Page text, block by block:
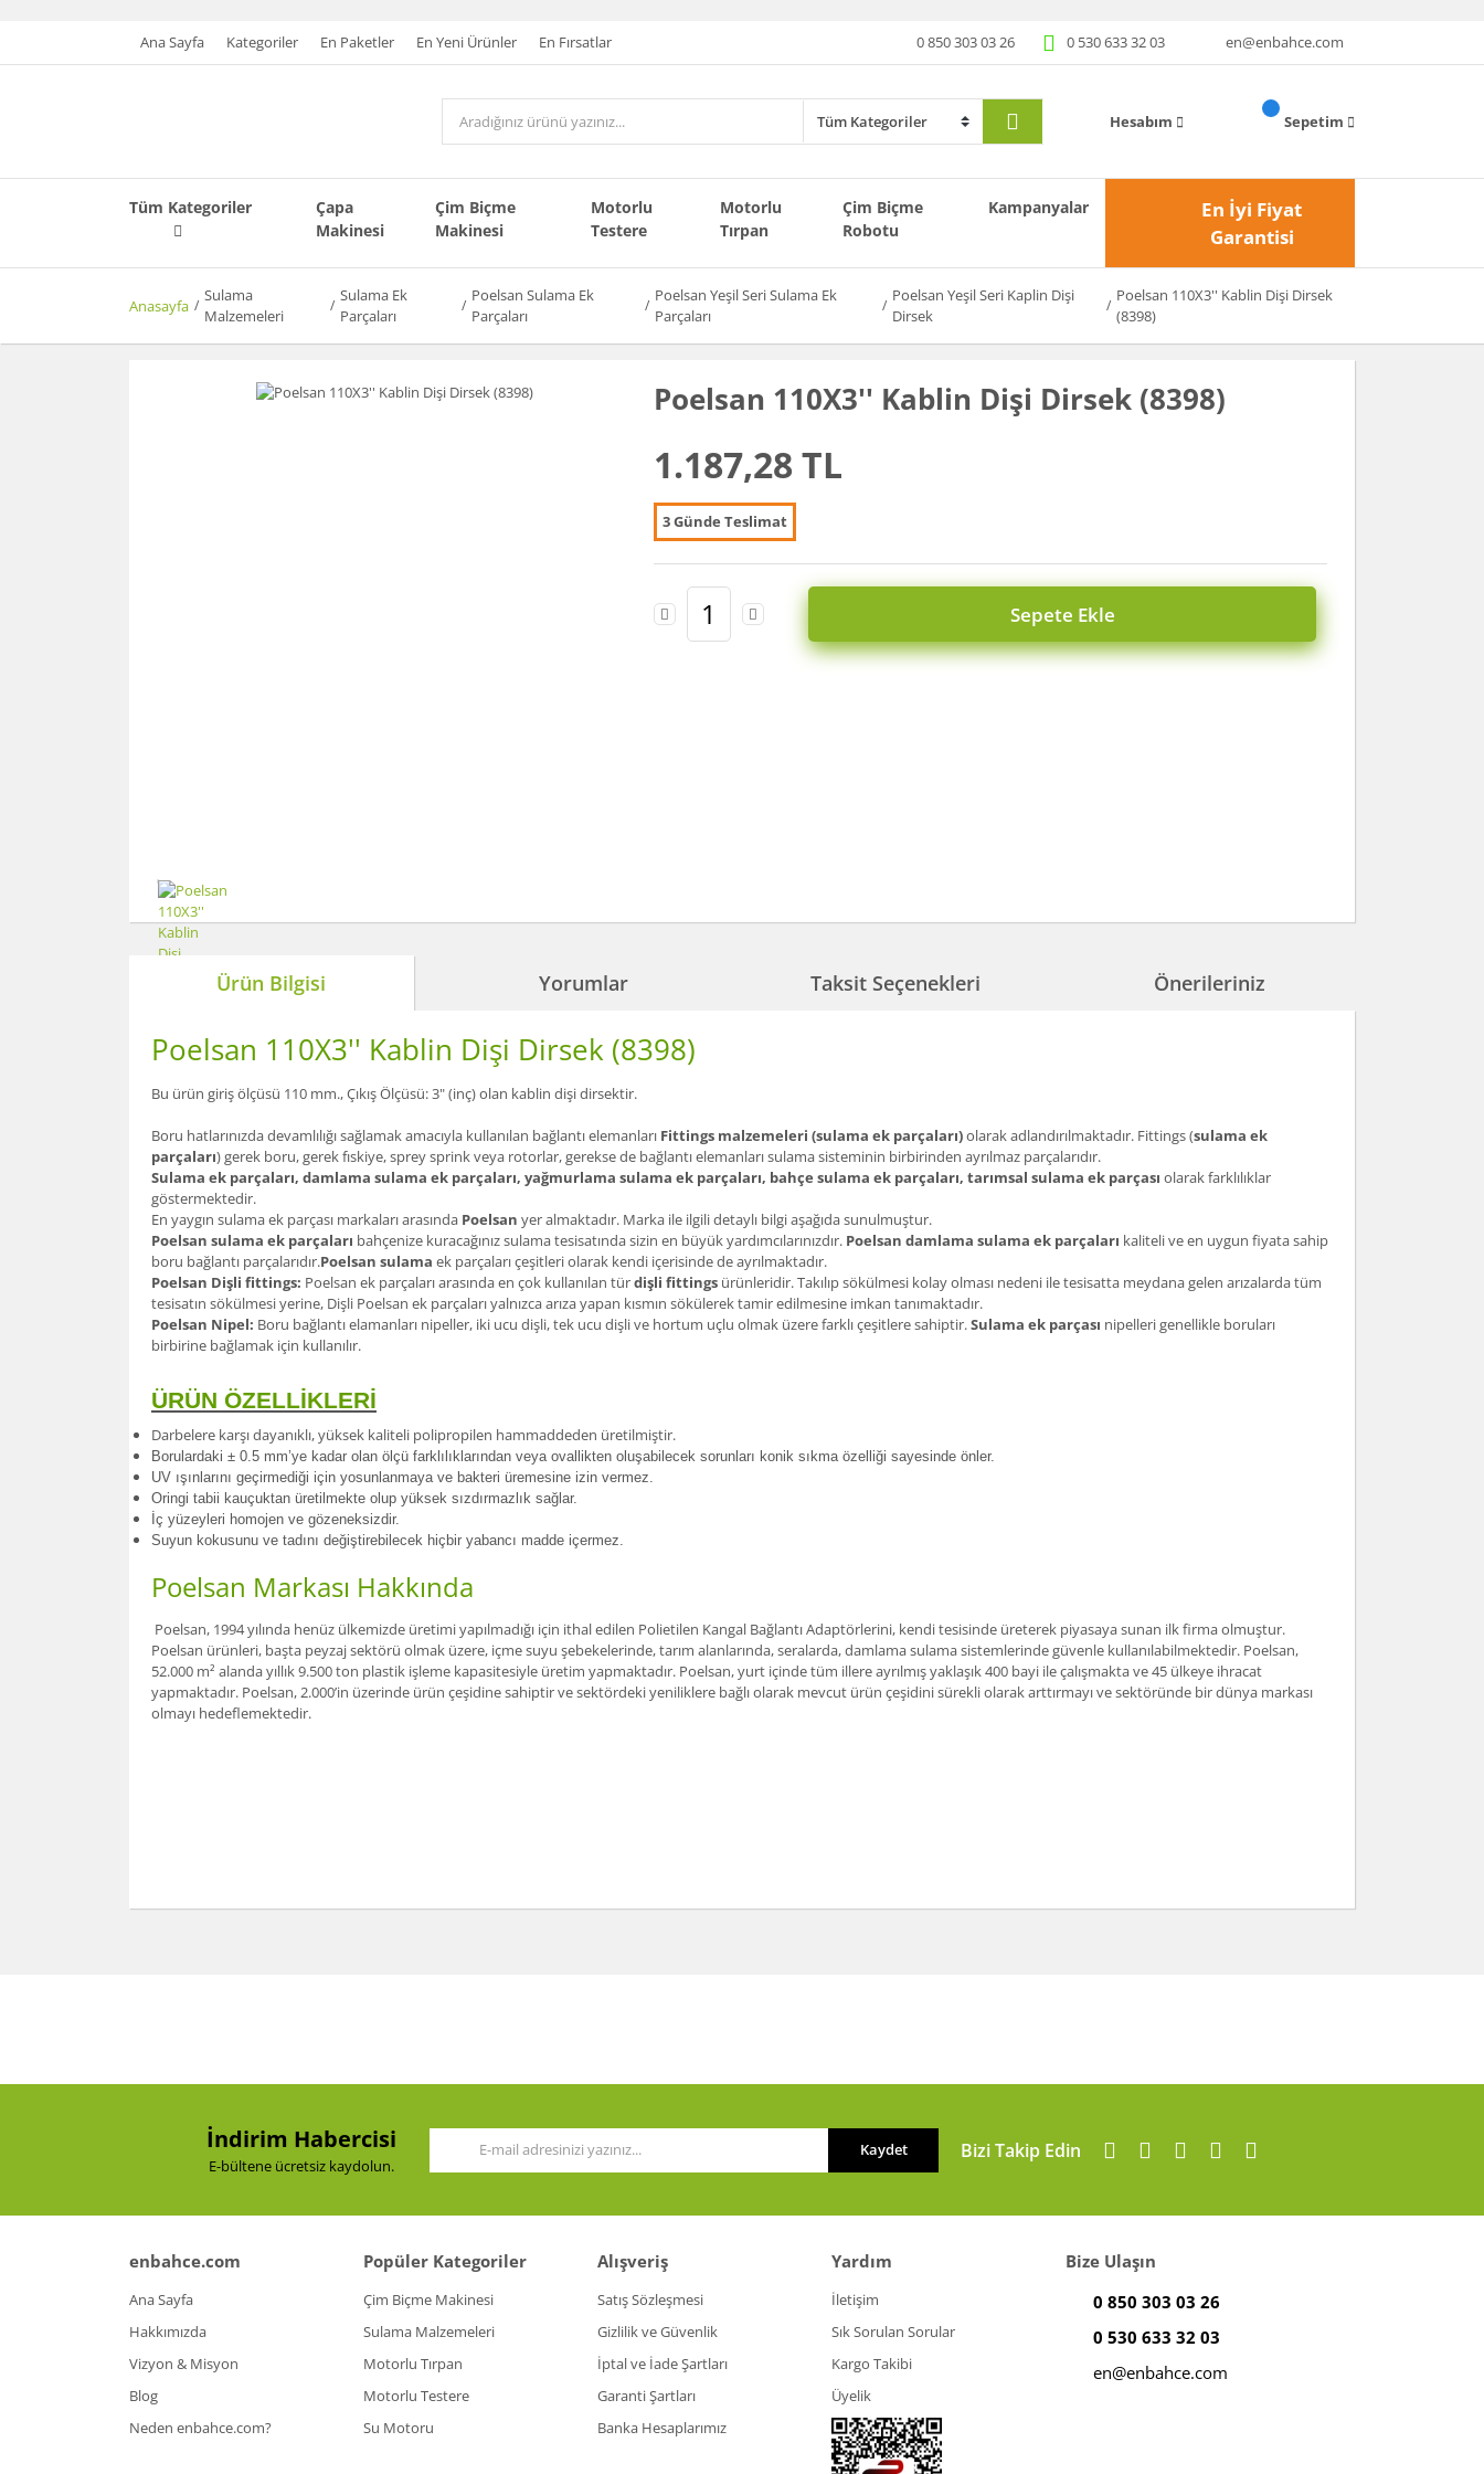
Ana Sayfa Kategoriler En Paketler En Yeni Ürünler En Fırsatlar 0 850 303 03 26 0 530 633 32 03 en@enbahce.com
Hesabım Sepetim
Tüm Kategoriler
Çapa
Makinesi
Çim Biçme
Makinesi
Motorlu
Testere
Motorlu
Tırpan
Çim Biçme
Robotu
Kampanyalar
En İyi Fiyat
Garantisi
Anasayfa
Sulama
Malzemeleri
Sulama Ek
Parçaları
Poelsan Sulama Ek
Parçaları
Poelsan Yeşil Seri Sulama Ek
Parçaları
Poelsan Yeşil Seri Kaplin Dişi
Dirsek
Poelsan 110X3'' Kablin Dişi Dirsek
(8398)
Poelsan 110X3'' Kablin Dişi Dirsek (8398)
1.187,28 TL
3 Günde Teslimat
Sepete Ekle
Ürün Bilgisi Yorumlar Taksit Seçenekleri Önerileriniz
Poelsan 110X3'' Kablin Dişi Dirsek (8398)
Bu ürün giriş ölçüsü 110 mm., Çıkış Ölçüsü: 3" (inç) olan kablin dişi dirsektir.
Boru hatlarınızda devamlılığı sağlamak amacıyla kullanılan bağlantı elemanları Fittings malzemeleri (sulama ek parçaları)olarak adlandırılmaktadır. Fittings (sulama ek
parçaları) gerek boru, gerek fıskiye, sprey sprink veya rotorlar, gerekse de bağlantı elemanları sulama sisteminin birbirinden ayrılmaz parçalarıdır.
Sulama ek parçaları, damlama sulama ek parçaları, yağmurlama sulama ek parçaları, bahçe sulama ek parçaları, tarımsal sulama ek parçası olarak farklılıklar
göstermektedir.
En yaygın sulama ek parçası markaları arasında Poelsan yer almaktadır. Marka ile ilgili detaylı bilgi aşağıda sunulmuştur.
Poelsan sulama ek parçaları bahçenize kuracağınız sulama tesisatında sizin en büyük yardımcılarınızdır. Poelsan damlama sulama ek parçaları kaliteli ve en uygun fiyata sahip
boru bağlantı parçalarıdır.Poelsan sulama ek parçaları çeşitleri olarak kendi içerisinde de ayrılmaktadır.
Poelsan Dişli fittings: Poelsan ek parçaları arasında en çok kullanılan türdişli fittings ürünleridir. Takılıp sökülmesi kolay olması nedeni ile tesisatta meydana gelen arızalarda tüm
tesisatın sökülmesi yerine, Dişli Poelsan ek parçaları yalnızca arıza yapan kısmın sökülerek tamir edilmesine imkan tanımaktadır.
Poelsan Nipel: Boru bağlantı elamanları nipeller, iki ucu dişli, tek ucu dişli ve hortum uçlu olmak üzere farklı çeşitlere sahiptir.Sulama ek parçası nipelleri genellikle boruları
birbirine bağlamak için kullanılır.
ÜRÜN ÖZELLİKLERİ
Darbelere karşı dayanıklı, yüksek kaliteli polipropilen hammaddeden üretilmiştir.
Borulardaki ± 0.5 mm’ye kadar olan ölçü farklılıklarından veya ovallikten oluşabilecek sorunları konik sıkma özelliği sayesinde önler.
UV ışınlarını geçirmediği için yosunlanmaya ve bakteri üremesine izin vermez.
Oringi tabii kauçuktan üretilmekte olup yüksek sızdırmazlık sağlar.
İç yüzeyleri homojen ve gözeneksizdir.
Suyun kokusunu ve tadını değiştirebilecek hiçbir yabancı madde içermez.
Poelsan Markası Hakkında
Poelsan, 1994 yılında henüz ülkemizde üretimi yapılmadığı için ithal edilen Polietilen Kangal Bağlantı Adaptörlerini, kendi tesisinde üreterek piyasaya sunan ilk firma olmuştur.
Poelsan ürünleri, başta peyzaj sektörü olmak üzere, içme suyu şebekelerinde, tarım alanlarında, seralarda, damlama sulama sistemlerinde güvenle kullanılabilmektedir. Poelsan,
52.000 m² alanda yıllık 9.500 ton plastik işleme kapasitesiyle üretim yapmaktadır. Poelsan, yurt içinde tüm illere ayrılmış yaklaşık 400 bayi ile çalışmakta ve 45 ülkeye ihracat
yapmaktadır. Poelsan, 2.000’in üzerinde ürün çeşidine sahiptir ve sektördeki yeniliklere bağlı olarak mevcut ürün çeşidini sürekli olarak arttırmayı ve sektöründe bir dünya markası
olmayı hedeflemektedir.
Bu ürüne benzer farklı alternatifler olmalı.
İndirim Habercisi
E-bültene ücretsiz kaydolun.
Kaydet Bizi Takip Edin
enbahce.com
Ana Sayfa
Hakkımızda
Vizyon & Misyon
Blog
Neden enbahce.com?
Popüler Kategoriler
Çim Biçme Makinesi
Sulama Malzemeleri
Motorlu Tırpan
Motorlu Testere
Su Motoru
Alışveriş
Satış Sözleşmesi
Gizlilik ve Güvenlik
İptal ve İade Şartları
Garanti Şartları
Banka Hesaplarımız
Yardım
İletişim
Sık Sorulan Sorular
Kargo Takibi
Üyelik
Bize Ulaşın
0 850 303 03 26
0 530 633 32 03
en@enbahce.com